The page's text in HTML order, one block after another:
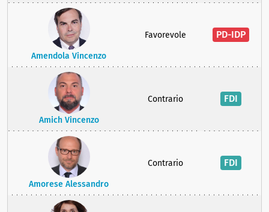
Amendola Vincenzo
Favorevole PD-IDP
Amich Vincenzo
Contrario FDI
Amorese Alessandro
Contrario FDI